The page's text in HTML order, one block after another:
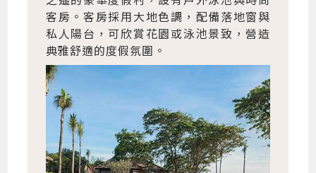
客房。客房採用大地色調，配備落地窗與
私人陽台，可欣賞花園或泳池景致，營造
典雅舒適的度假氛圍。